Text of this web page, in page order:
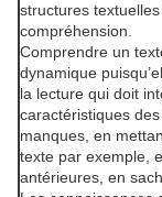
structures
compréhension.
Comprendre un
dynamique
la lecture qui doit
caractéristiques
manques, en
texte par exemple,
antérieures, en